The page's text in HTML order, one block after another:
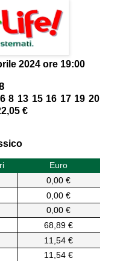
2024 ore 19:00
8 13 15 16 17 19 20
€
Euro
0,00 €
0,00 €
0,00 €
68,89 €
11,54 €
11,54 €